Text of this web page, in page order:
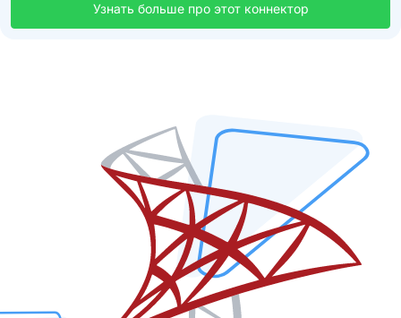
Узнать больше про этот коннектор